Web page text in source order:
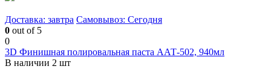
Доставка: завтра Самовывоз: Сегодня
0 out of 5
0
3D Финишная полировальная паста ААТ-502, 940мл
В наличии 2 шт